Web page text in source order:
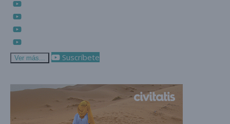
Ver más... Suscríbete